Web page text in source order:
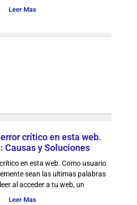
Leer Mas
crítico en esta web.
Causas y Soluciones
en esta web. Como usuario
sean las ultimas palabras
al acceder a tu web, un
Leer Mas